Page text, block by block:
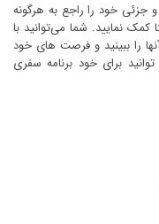
جزئی خود را راجع به هرگونه
کمک نمایید. شما می‌توانید با
را ببینید و فرصت های خود
برای خود برنامه سفری